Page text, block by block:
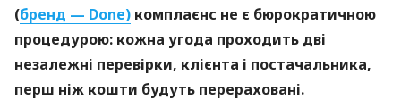
(бренд — Done) комплаєнс не є бюрократичною
процедурою: кожна угода проходить дві
незалежні перевірки, клієнта і постачальника,
перш ніж кошти будуть перераховані.